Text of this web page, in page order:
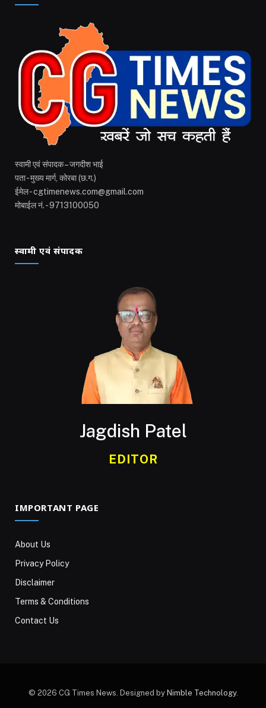
स्वामी एवं संपादक – जगदीश भाई
पता - मुख्य मार्ग, कोरबा (छ.ग.)
ईमेल - cgtimenews.com@gmail.com
मोबाईल नं. - 9713100050
स्वामी एवं संपादक
Jagdish Patel
EDITOR
IMPORTANT PAGE
About Us
Privacy Policy
Disclaimer
Terms & Conditions
Contact Us
© 2026 CG Times News. Designed by Nimble Technology.